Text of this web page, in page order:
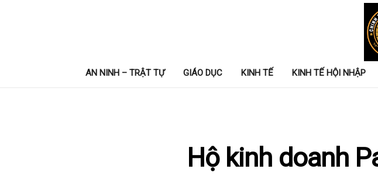
AN NINH – TRẬT TỰ GIÁO DỤC KINH TẾ KINH TẾ HỘI NHẬP
Hộ kinh doanh